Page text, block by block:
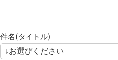
件名(タイトル)